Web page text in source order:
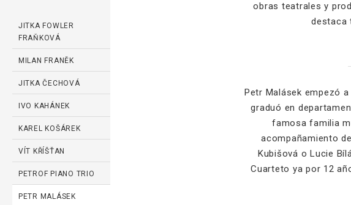
JITKA FOWLER
FRAŇKOVÁ
MILAN FRANĚK
JITKA ČECHOVÁ
IVO KAHÁNEK
KAREL KOŠÁREK
VÍT KŘÍŠŤAN
PETROF PIANO TRIO
PETR MALÁSEK
obras teatrales y
destaca
Petr Malásek empezó
graduó en
famosa familia
acompañamiento
Kubišová o Lucie
Cuarteto ya por 12